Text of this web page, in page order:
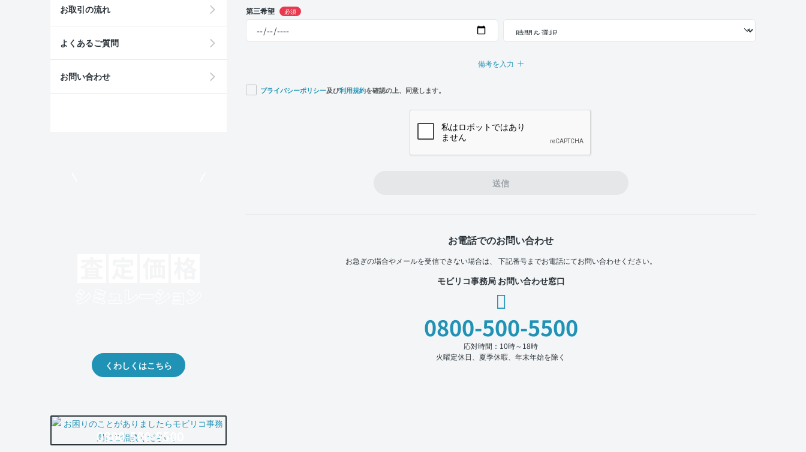
第三希望 必須
備考を入力
プライバシーポリシー及び利用規約を確認の上、同意します。
送信
お電話でのお問い合わせ
お急ぎの場合やメールを受信できない場合は、 下記番号までお電話にてお問い合わせください。
モビリコ事務局 お問い合わせ窓口
0800-500-5500
応対時間：10時～18時
火曜定休日、夏季休暇、年末年始を除く
お取引の流れ
よくあるご質問
お問い合わせ
くわしくはこちら
0800-500-5500